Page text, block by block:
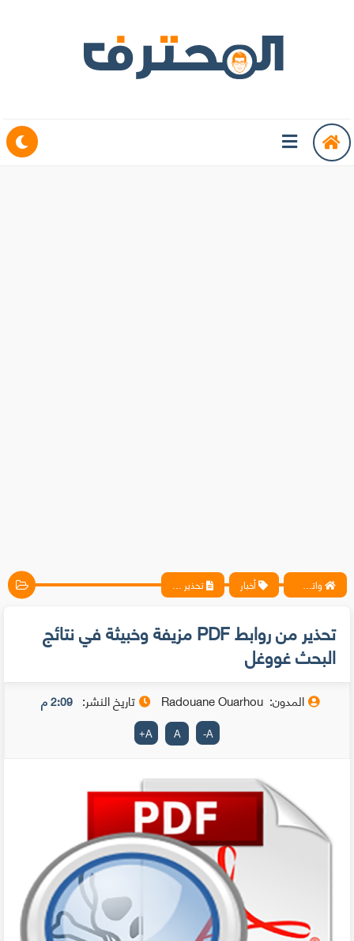
واتس آب ، فيسبوك ، أنترنت ، شروحات تقنية حصرية - المحترف أخبار تحذير من روابط PDF مزيفة وخبيثة في نتائج البحث غووغل
تحذير من روابط PDF مزيفة وخبيثة في نتائج
البحث غووغل
المدون: Radouane Ouarhou تاريخ النشر: 2:09 م
A
-
A
A
+